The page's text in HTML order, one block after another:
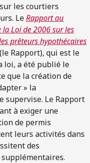
les courtiers
LeRapport au
la Loi de 2006 sur les
prêteurs hypothécaires
(le Rapport), qui est le
loi, a été publié le
que la création de
» la
supervise. Le Rapport
à exiger une
de permis
leurs activités dans
des
supplémentaires.